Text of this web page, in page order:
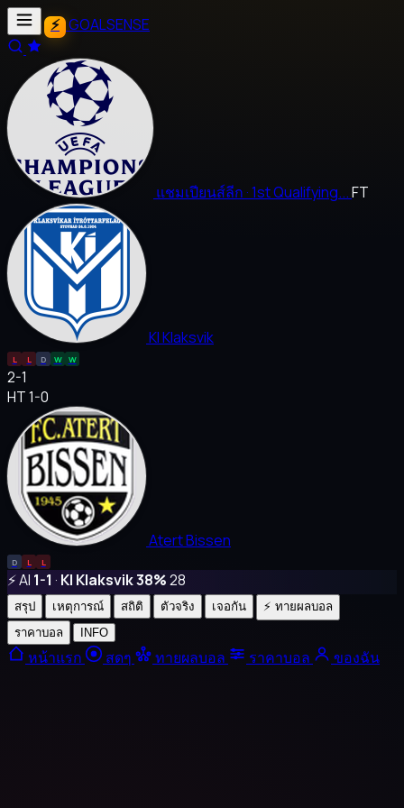
GOALSENSE
แชมเปียนส์ลีก · 1st Qualifying...FT
KI Klaksvik
L L D W W
2-1
HT 1-0
Atert Bissen
D L L
⚡ AI 1-1 · KI Klaksvik 38%28
สรุป เหตุการณ์ สถิติ ตัวจริง เจอกัน
⚡ ทายผลบอล
ราคาบอล
INFO
หน้าแรก สดๆ ทายผลบอล ราคาบอล ของฉัน